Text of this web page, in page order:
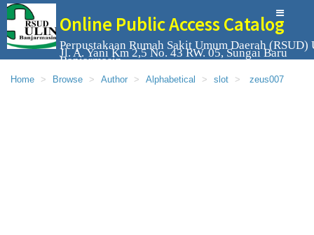
Online Public Access Catalog
Perpustakaan Rumah Sakit Umum Daerah (RSUD)
Jl. A. Yani Km 2,5 No. 43 RW. 05, Sungai Baru
Banjarmasin
Home Browse Author Alphabetical slot zeus007